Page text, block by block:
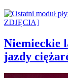
Niemieckie
jazdy